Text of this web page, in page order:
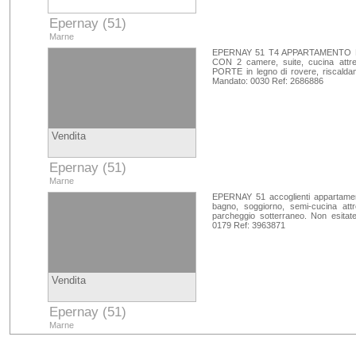
Epernay (51)
Marne
Vendita
Epernay (51)
Marne
EPERNAY 51 T4
CON 2 camere, suite, cucina
PORTE in legno di rovere,
Mandato: 0030 Ref: 2686886
Vendita
Epernay (51)
Marne
EPERNAY 51 accoglienti
bagno, soggiorno, semi-cucina
parcheggio sotterraneo. Non
0179 Ref: 3963871